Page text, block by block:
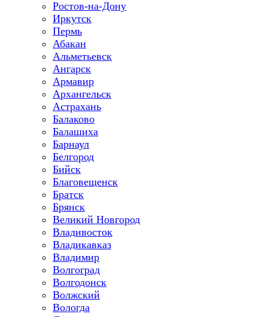
Ростов-на-Дону
Иркутск
Пермь
Абакан
Альметьевск
Ангарск
Армавир
Архангельск
Астрахань
Балаково
Балашиха
Барнаул
Белгород
Бийск
Благовещенск
Братск
Брянск
Великий Новгород
Владивосток
Владикавказ
Владимир
Волгоград
Волгодонск
Волжский
Вологда